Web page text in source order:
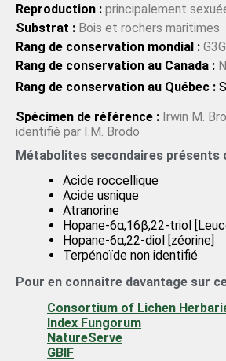
Reproduction : principalement
Substrat : Bois et rochers maritimes
Rang de conservation mondial :
Rang de conservation au Canada :
Rang de conservation au Québec :
Spécimen de référence : Irwin M.
identifié par I.M. Brodo
Métabolites secondaires présents
Acide roccellique
Acide usnique
Atranorine
Hopane-6α,16β,22-triol
Hopane-6α,22-diol [zéorine]
Terpénoïde non identifié
Pour en connaître davantage sur
Consortium of Lichen
Index Fungorum
NatureServe
GBIF